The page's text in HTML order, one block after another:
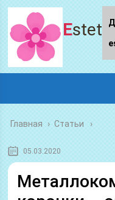
Главная › Статьи
05.03.2020